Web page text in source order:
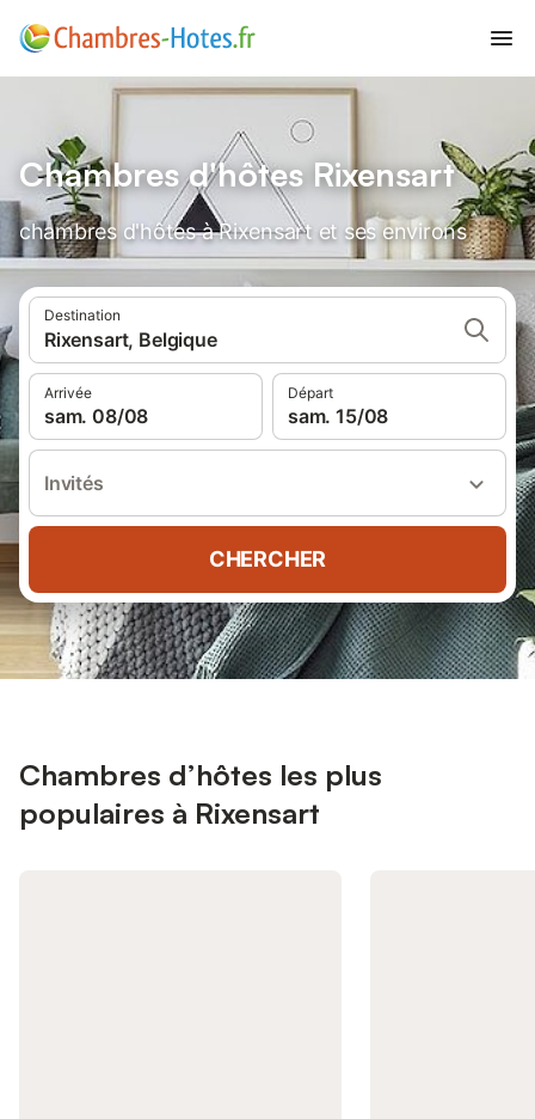
Chambres d'hôtes Rixensart
chambres d'hôtes à Rixensart et ses environs
Destination
Rixensart, Belgique
Arrivée
sam. 08/08
Départ
sam. 15/08
Invités
CHERCHER
Chambres d’hôtes les plus
populaires à Rixensart